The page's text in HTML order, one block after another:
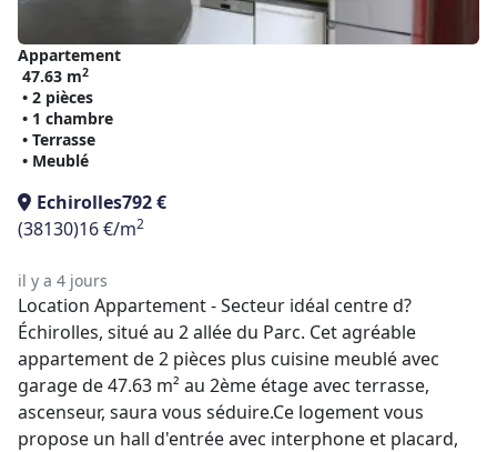
Appartement
47.63 m2
• 2 pièces
• 1 chambre
• Terrasse
• Meublé
Echirolles792 €
(38130)16 €/m2
il y a 4 jours
Location Appartement - Secteur idéal centre d?
Échirolles, situé au 2 allée du Parc. Cet agréable
appartement de 2 pièces plus cuisine meublé avec
garage de 47.63 m² au 2ème étage avec terrasse,
ascenseur, saura vous séduire.Ce logement vous
propose un hall d'entrée avec interphone et placard,